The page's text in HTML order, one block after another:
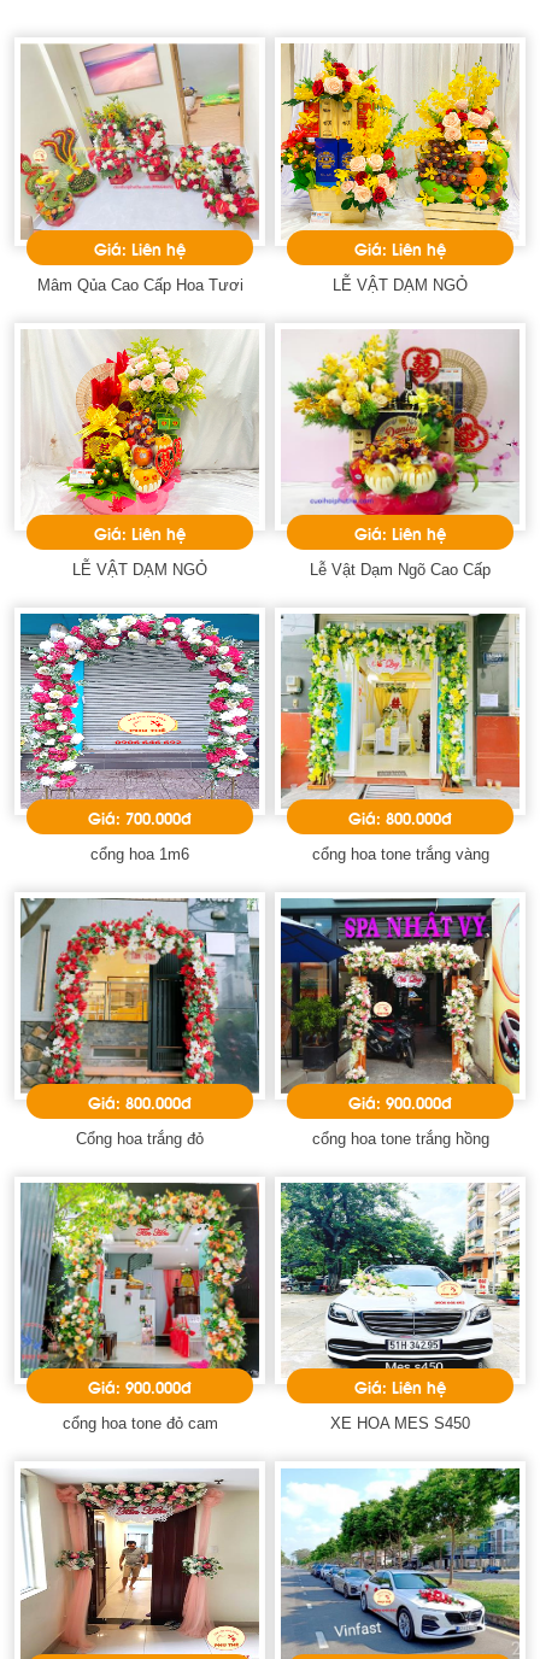
Giá: Liên hệ
Mâm Qủa Cao Cấp Hoa Tươi
Giá: Liên hệ
LỄ VẬT DẠM NGỎ
Giá: Liên hệ
LỄ VẬT DẠM NGỎ
Giá: Liên hệ
Lễ Vật Dạm Ngõ Cao Cấp
Giá: 700.000đ
cổng hoa 1m6
Giá: 800.000đ
cổng hoa tone trắng vàng
Giá: 800.000đ
Cổng hoa trắng đỏ
Giá: 900.000đ
cổng hoa tone trắng hồng
Giá: 900.000đ
cổng hoa tone đỏ cam
Giá: Liên hệ
XE HOA MES S450